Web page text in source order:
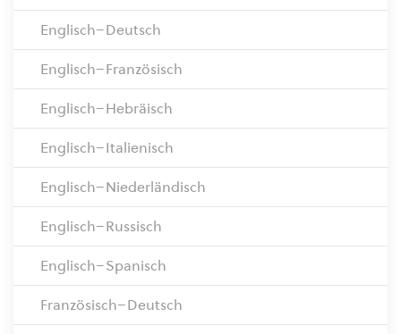
Englisch–Deutsch
Englisch–Französisch
Englisch–Hebräisch
Englisch–Italienisch
Englisch–Niederländisch
Englisch–Russisch
Englisch–Spanisch
Französisch–Deutsch